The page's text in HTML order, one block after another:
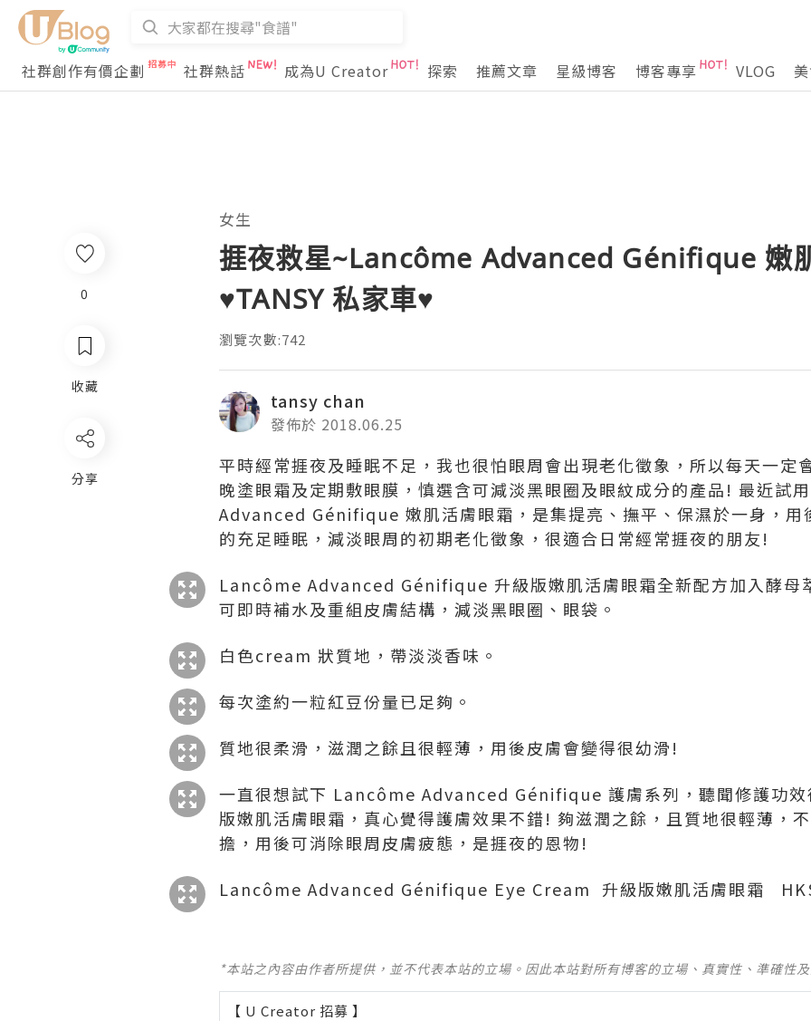
社群創作有價企劃 社群熱話 成為U Creator 探索 推薦文章 星級博客 博客專享 VLOG
女生
捱夜救星~Lancôme Advanced Génifique 嫩
♥TANSY 私家車♥
瀏覽次數:742
tansy chan
發佈於 2018.06.25
平時經常捱夜及睡眠不足，我也很怕眼周會出現老化徵象，所以每天一定
晚塗眼霜及定期敷眼膜，慎選含可減淡黑眼圈及眼紋成分的產品! 最近試
Advanced Génifique 嫩肌活膚眼霜，是集提亮、撫平、保濕於一身，用
的充足睡眠，減淡眼周的初期老化徵象，很適合日常經常捱夜的朋友!
Lancôme Advanced Génifique 升級版嫩肌活膚眼霜全新配方加入酵母
可即時補水及重組皮膚結構，減淡黑眼圈、眼袋。
白色cream 狀質地，帶淡淡香味。
每次塗約一粒紅豆份量已足夠。
質地很柔滑，滋潤之餘且很輕薄，用後皮膚會變得很幼滑!
一直很想試下 Lancôme Advanced Génifique 護膚系列，聽聞修護功效
版嫩肌活膚眼霜，真心覺得護膚效果不錯! 夠滋潤之餘，且質地很輕薄，
擔，用後可消除眼周皮膚疲態，是捱夜的恩物!
Lancôme Advanced Génifique Eye Cream 升級版嫩肌活膚眼霜
*本站之內容由作者所提供，並不代表本站的立場。因此本站對所有博客的立場、真實性、準確性
【 U Creator 招募 】
0
收藏
分享